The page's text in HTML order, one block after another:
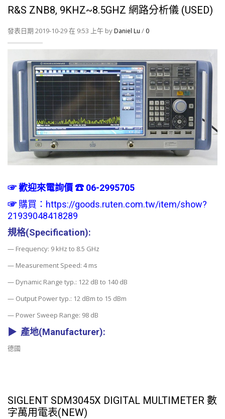
R&S ZNB8, 9KHZ~8.5GHZ 網路分析儀 (USED)
發表日期 2019-10-29 在 9:53 上午 byDaniel Lu / 0
☞ 歡迎來電詢價 ☎ 06-2995705
☞購買： https://goods.ruten.com.tw/item/show?
21939048418289
規格(Specification):
— Frequency: 9 kHz to 8.5 GHz
— Measurement Speed: 4 ms
— Dynamic Range typ.: 122 dB to 140 dB
— Output Power typ.: 12 dBm to 15 dBm
— Power Sweep Range: 98 dB
▶ 產地(Manufacturer):
德國
SIGLENT SDM3045X DIGITAL MULTIMETER 數
字萬用電表(NEW)